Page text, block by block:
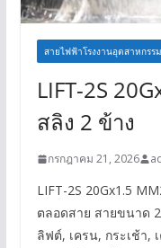
สายไฟฟ้าโรงงานอุตสาหกรรม
LIFT-2S
สลิง 2 ข้าง
กรกฎาคม 21, 2026
LIFT-2S 20Gx1.5
ตลอดสาย สายขนาด
ลิฟต์, เครน, กระเช้า,